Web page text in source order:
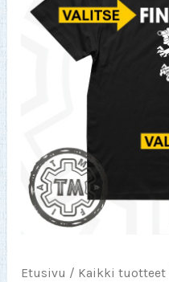
Etusivu / Kaikki tuotteet